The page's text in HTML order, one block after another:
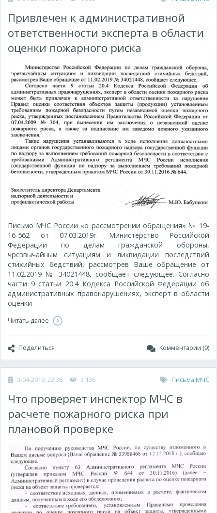
Привлечен к административной
ответственности эксперта в области
оценки пожарного риска
Письмо МЧС России «о рассмотрении обращения» № 19-
16-562 от 07.03.2019г. Министерство Российской
Федерации по делам гражданской обороны,
чрезвычайным ситуациям и ликвидации последствий
стихийных бедствий, рассмотрев Ваше обращение от
11.02.2019 № 34021448, сообщает следующее. Согласно
части 9 статьи 20.4 Кодекса Российской Федерации об
административных правонарушениях, эксперт в области
оценки
Читать далее
Поделиться Комментарии (0)
3-04-2019, 22:36 3 136 Письма МЧС
Что проверяет инспектор МЧС в
расчете пожарного риска при
плановой проверке